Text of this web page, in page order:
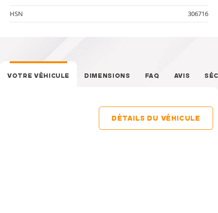
HSN
306716
VOTRE VÉHICULE DIMENSIONS FAQ AVIS
DÉTAILS DU VÉHICULE